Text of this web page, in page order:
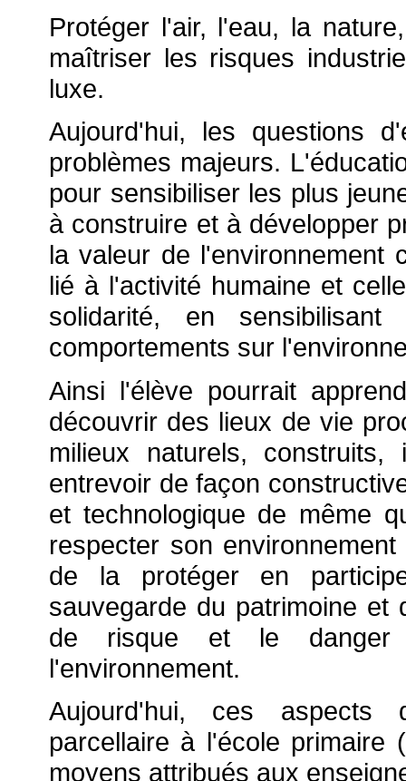
Protéger l'air, l'eau, la
maîtriser les risques
luxe.
Aujourd'hui, les questions
problèmes majeurs.
pour sensibiliser les plus
à construire et à développer
la valeur de l'environnement
lié à l'activité humaine et
solidarité, en
comportements sur
Ainsi l'élève pourrait
découvrir des lieux de vie
milieux naturels,
entrevoir de façon
et technologique de même
respecter son
de la protéger en
sauvegarde du patrimoine et
de risque et le danger
l'environnement.
Aujourd'hui, ces aspects
parcellaire à l'école
moyens attribués aux